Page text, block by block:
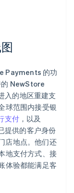
Payments 的功
NewStore
入的地区重建支
球范围内接受银
支付 ，以及
提供的客户身份
店地点。他们还
地支付方式、接
体验都能满足客